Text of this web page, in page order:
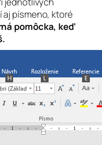
písmeno, ktoré
pomôcka, keď